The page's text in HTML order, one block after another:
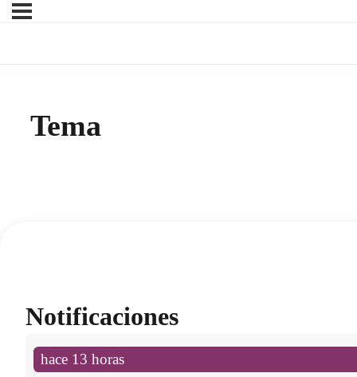
Tema
Notificaciones
hace 13 horas